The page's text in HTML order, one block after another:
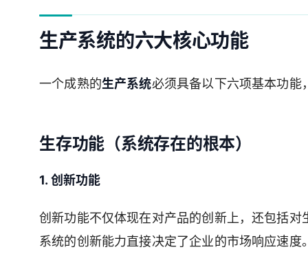
生产系统的六大核心功能
一个成熟的生产系统必须具备以下六项基本功能
生存功能（系统存在的根本）
1. 创新功能
创新功能不仅体现在对产品的创新上，还包括
系统的创新能力直接决定了企业的市场响应速度